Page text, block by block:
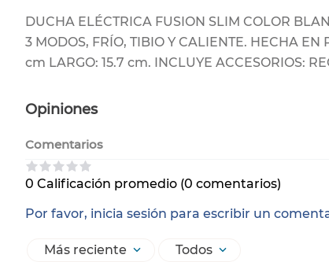
DUCHA ELÉCTRICA FUSION SLIM COLOR
3 MODOS, FRÍO, TIBIO Y CALIENTE. HECHA
cm LARGO: 15.7 cm. INCLUYE ACCESORIOS:
Opiniones
Comentarios
0 Calificación promedio (0 comentarios)
Por favor, inicia sesión para escribir un
Más reciente Todos